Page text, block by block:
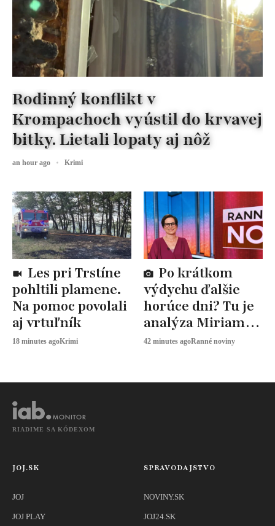
pohltili plamene.
Na pomoc povolali
aj vrtuľník
18 minutes agoKrimi
výdychu ďalšie
horúce dni? Tu je
analýza Miriam
JAROŠOVEJ
42 minutes agoRanné noviny
Rodinný konflikt v
Krompachoch vyústil do krvavej
bitky. Lietali lopaty aj nôž
an hour ago Krimi
RIADIME SA KÓDEXOM
JOJ.SK
JOJ
JOJ PLAY
SPRAVODAJSTVO
NOVINY.SK
JOJ24.SK